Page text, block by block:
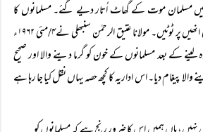
مسلمان موت کے گھاٹ اُتار دیے گئے۔ مسلمانوں کا
خون بہا اور ساری مصیبتیں بھی انھیں پر ٹوٹیں۔ مولانا عتیق الرحمٰن سنبھلی نے۴/مئی ۱۹۶۲ء
کے بعد مسلمانوں کے خون کو گرما دینے والا اور صحیح
پیغام دیا۔ اس اداریہ کا کچھ حصہ یہاں نقل کیا جا رہا ہے